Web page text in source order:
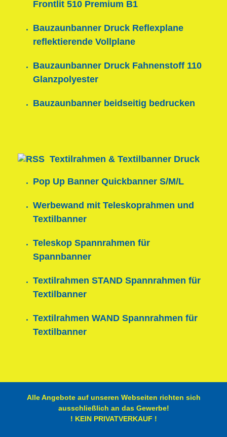
Frontlit 510 Premium B1
Bauzaunbanner Druck Reflexplane
reflektierende Vollplane
Bauzaunbanner Druck Fahnenstoff 110
Glanzpolyester
Bauzaunbanner beidseitig bedrucken
Textilrahmen & Textilbanner Druck
Pop Up Banner Quickbanner S/M/L
Werbewand mit Teleskoprahmen und
Textilbanner
Teleskop Spannrahmen für
Spannbanner
Textilrahmen STAND Spannrahmen für
Textilbanner
Textilrahmen WAND Spannrahmen für
Textilbanner
Alle Angebote auf unseren Webseiten richten sich
ausschließlich an das Gewerbe!
! KEIN PRIVATVERKAUF !